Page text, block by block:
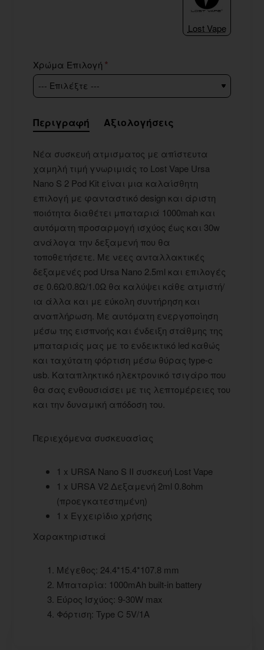
Lost Vape
Χρώμα Επιλογή
Περιγραφή Αξιολογήσεις
Νέα συσκευή ατμισματος με απίστευτα
χαμηλή τιμή γνωριμιάς το Lost Vape Ursa
Nano S 2 Pod Kit είναι μια καλαίσθητη
επιλογή με φανταστικό design και άριστη
ποιότητα διαθέτει μπαταριά 1000mah και
αυτόματη προσαρμογή ισχύος έως και 30w
ανάλογα την δεξαμενή που θα
τοποθετήσετε. Με νεες ανταλλακτικές
δεξαμενές pod Ursa Nano 2.5ml και επιλογές
σε 0.6Ω/0.8Ω/1.0Ω θα καλύψει κάθε ατμιστή/
ια άλλα και με εύκολη συντήρηση και
αναπλήρωση. Με αυτόματη ενεργοποίηση
μέσω της εισπνοής και ένδειξη στάθμης της
μπαταριάς μας με το ενδεικτικό led καθώς
και ταχύτατη φόρτιση μέσω θύρας type-c
usb. Καταπληκτικό ηλεκτρονικό τσιγάρο που
θα σας ενθουσιάσει με τις λεπτομέρειες του
και την δυναμική απόδοση του.
Περιεχόμενα συσκευασίας
1 x URSA Nano S II συσκευή Lost Vape
1 x URSA V2 Δεξαμενή 2ml 0.8ohm
(προεγκατεστημένη)
1 x Εγχειρίδιο χρήσης
Χαρακτηριστικά
Μέγεθος: 24.4*15.4*107.8 mm
Μπαταρία: 1000mAh built-in battery
Εύρος Ισχύος: 9-30W max
Φόρτιση: Type C 5V/1A